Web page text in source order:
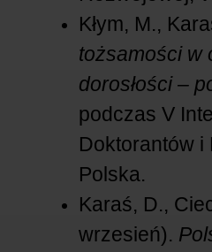
Kłym, M.,
tożsamości w
dorosłości –
podczas V
Doktorantów i
Polska.
Karaś, D.,
wrzesień).